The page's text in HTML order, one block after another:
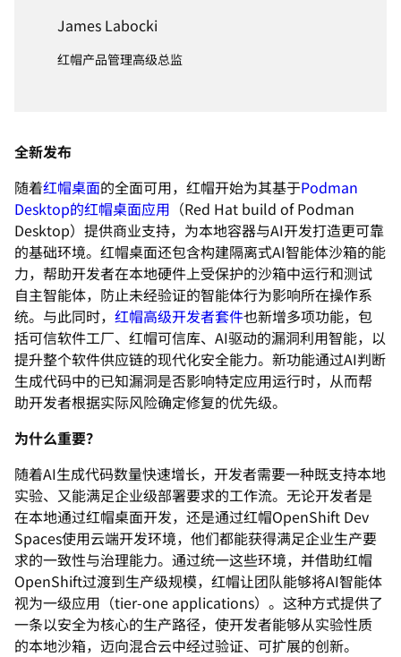
James Labocki
红帽产品管理高级总监
全新发布
随着红帽桌面的全面可用，红帽开始为其基于Podman
Desktop的红帽桌面应用 （Red Hat build of Podman
Desktop）提供商业支持，为本地容器与AI开发打造更可靠
的基础环境。红帽桌面还包含构建隔离式AI智能体沙箱的能
力， 帮助开发者在本地硬件上受保护的沙箱中运行和测试
自主智能体， 防止未经验证的智能体行为影响所在操作系
统。与此同时， 红帽高级开发者套件也新增多项功能，包
括可信软件工厂、红帽可信库、AI驱动的漏洞利用智能，以
提升整个软件供应链的现代化安全能力。 新功能通过AI判断
生成代码中的已知漏洞是否影响特定应用运行时，从而帮
助开发者根据实际风险确定修复的优先级。
为什么重要？
随着AI生成代码数量快速增长，开发者需要一种既支持本地
实验、 又能满足企业级部署要求的工作流。 无论开发者是
在本地通过红帽桌面开发，还是通过红帽OpenShift Dev
Spaces使用云端开发环境， 他们都能获得满足企业生产要
求的一致性与治理能力。 通过统一这些环境，并借助红帽
OpenShift过渡到生产级规模，红帽让团队能够将AI智能体
视为一级应用（tier-one applications）。 这种方式提供了
一条以安全为核心的生产路径， 使开发者能够从实验性质
的本地沙箱，迈向混合云中经过验证、 可扩展的创新。